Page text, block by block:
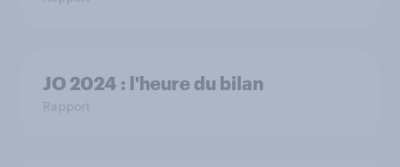
JO 2024 : l'heure du bilan
Rapport